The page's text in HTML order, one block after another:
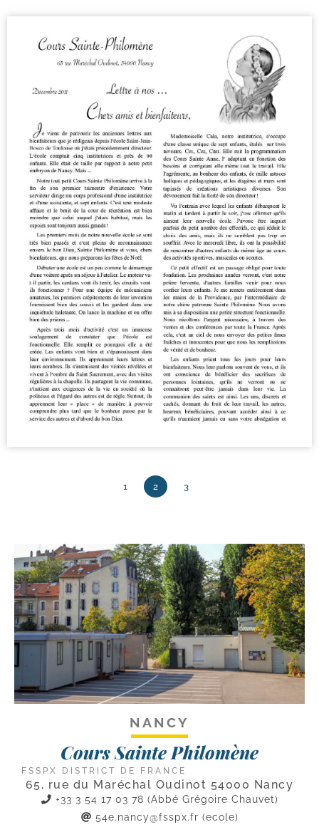
1 2 3
NANCY
Cours Sainte Philomène
FSSPX DISTRICT DE FRANCE
65, rue du Maréchal Oudinot 54000 Nancy
+33 3 54 17 03 78 (Abbé Grégoire Chauvet)
54e.nancy@fsspx.fr (ecole)